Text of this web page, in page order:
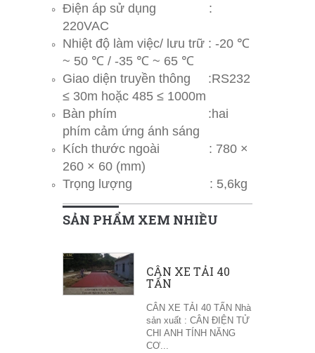
Điện áp sử dụng :
220VAC
Nhiệt độ làm việc/ lưu trữ : -20 ℃
~ 50 ℃ / -35 ℃ ~ 65 ℃
Giao diện truyền thông :RS232
≤ 30m hoặc 485 ≤ 1000m
Bàn phím :hai
phím cảm ứng ánh sáng
Kích thước ngoài : 780 ×
260 × 60 (mm)
Trọng lượng : 5,6kg
SẢN PHẨM XEM NHIỀU
CÂN XE TẢI 40
TẤN
CÂN XE TẢI 40 TẤN Nhà
sản xuất : CÂN ĐIỆN TỬ
CHI ANH TÍNH NĂNG
CƠ...